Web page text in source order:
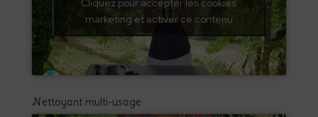
Cliquez pour accepter les cookies
marketing et activer ce contenu
Nettoyant multi-usage